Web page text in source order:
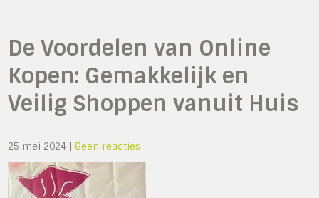
De Voordelen van Online
Kopen: Gemakkelijk en
Veilig Shoppen vanuit Huis
25 mei 2024 |Geen reacties